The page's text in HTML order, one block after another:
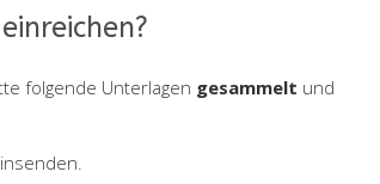
folgende Unterlagen gesammelt und